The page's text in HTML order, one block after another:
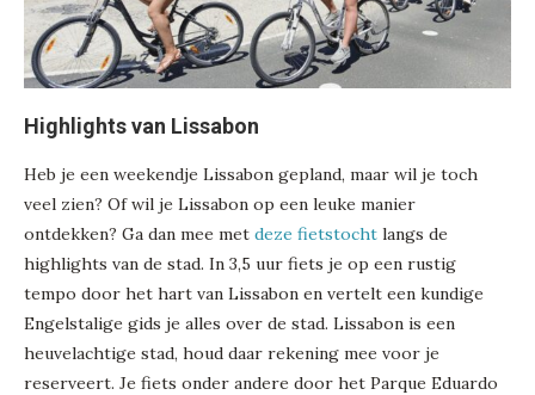
Highlights van Lissabon
Heb je een weekendje Lissabon gepland, maar wil je toch
veel zien? Of wil je Lissabon op een leuke manier
ontdekken? Ga dan mee met deze fietstocht langs de
highlights van de stad. In 3,5 uur fiets je op een rustig
tempo door het hart van Lissabon en vertelt een kundige
Engelstalige gids je alles over de stad. Lissabon is een
heuvelachtige stad, houd daar rekening mee voor je
reserveert. Je fiets onder andere door het Parque Eduardo